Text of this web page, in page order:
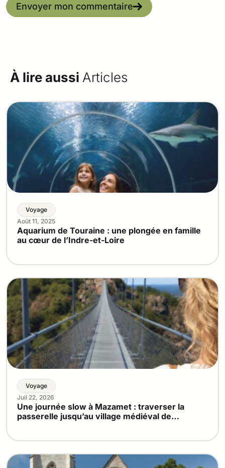
Envoyer mon commentaire
À lire aussi Articles
Voyage
Août 11, 2025
Aquarium de Touraine : une plongée en famille
au cœur de l’Indre-et-Loire
Voyage
Juil 22, 2026
Une journée slow à Mazamet : traverser la
passerelle jusqu’au village médiéval de